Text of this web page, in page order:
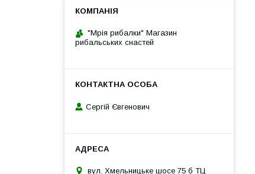
"Мрія рибалки" Магазин
рибальських снастей
Сергій Євгенович
вул. Хмельницьке шосе 75 б ТЦ